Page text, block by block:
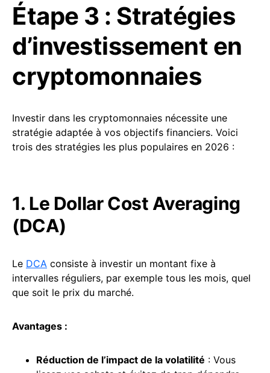
Étape 3 : Stratégies
d’investissement en
cryptomonnaies
Investir dans les cryptomonnaies nécessite une
stratégie adaptée à vos objectifs financiers. Voici
trois des stratégies les plus populaires en 2026 :
1. Le Dollar Cost Averaging
(DCA)
Le DCA consiste à investir un montant fixe à
intervalles réguliers, par exemple tous les mois, quel
que soit le prix du marché.
Avantages :
Réduction de l’impact de la volatilité : Vous